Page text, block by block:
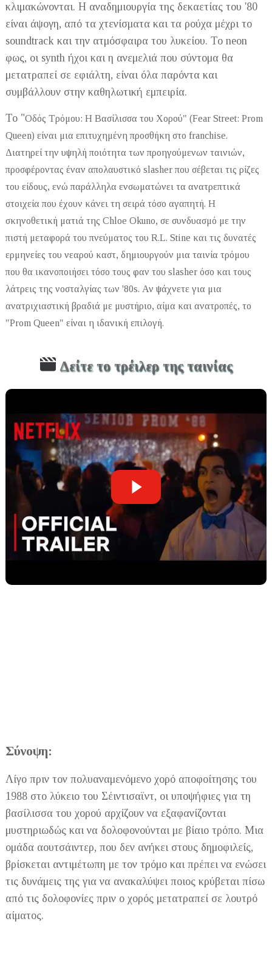
κλιμακώνονται. Η αναδημιουργία της δεκαετίας του '80
είναι άψογη, από τα χτενίσματα και τα ρούχα μέχρι το
soundtrack και την ατμόσφαιρα του λυκείου. Το neon
φως, οι synth ήχοι και η ανεμελιά που σύντομα θα
μετατραπεί σε εφιάλτη, είναι όλα παρόντα και
συμβάλλουν στην καθηλωτική εμπειρία.
Το "Οδός Τρόμου: Η Βασίλισσα του Χορού" (Fear Street: Prom
Queen) είναι μια επιτυχημένη προσθήκη στο franchise.
Διατηρεί την υψηλή ποιότητα των προηγούμενων ταινιών,
προσφέροντας έναν απολαυστικό slasher που σέβεται τις ρίζες
του είδους, ενώ παράλληλα ενσωματώνει τα ανατρεπτικά
στοιχεία που έχουν κάνει τη σειρά τόσο αγαπητή. Η
σκηνοθετική ματιά της Chloe Okuno, σε συνδυασμό με την
πιστή μεταφορά του πνεύματος του R.L. Stine και τις δυνατές
ερμηνείες του νεαρού καστ, δημιουργούν μια ταινία τρόμου
που θα ικανοποιήσει τόσο τους φαν του slasher όσο και τους
λάτρεις της νοσταλγίας των '80s. Αν ψάχνετε για μια
ανατριχιαστική βραδιά με μυστήριο, αίμα και ανατροπές, το
"Prom Queen" είναι η ιδανική επιλογή.
Δείτε το τρέιλερ της ταινίας
Σύνοψη:
Λίγο πριν τον πολυαναμενόμενο χορό αποφοίτησης του
1988 στο λύκειο του Σέιντισαϊντ, οι υποψήφιες για τη
βασίλισσα του χορού αρχίζουν να εξαφανίζονται
μυστηριωδώς και να δολοφονούνται με βίαιο τρόπο. Μια
ομάδα αουτσάιντερ, που δεν ανήκει στους δημοφιλείς,
βρίσκεται αντιμέτωπη με τον τρόμο και πρέπει να ενώσει
τις δυνάμεις της για να ανακαλύψει ποιος κρύβεται πίσω
από τις δολοφονίες πριν ο χορός μετατραπεί σε λουτρό
αίματος.